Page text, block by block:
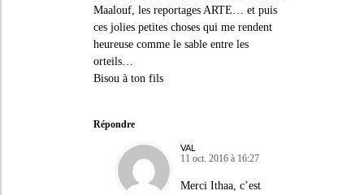
Maalouf, les reportages ARTE… et puis
ces jolies petites choses qui me rendent
heureuse comme le sable entre les
orteils…
Bisou à ton fils
Répondre
VAL
11 oct. 2016 à 16:27
Merci Ithaa, c’est